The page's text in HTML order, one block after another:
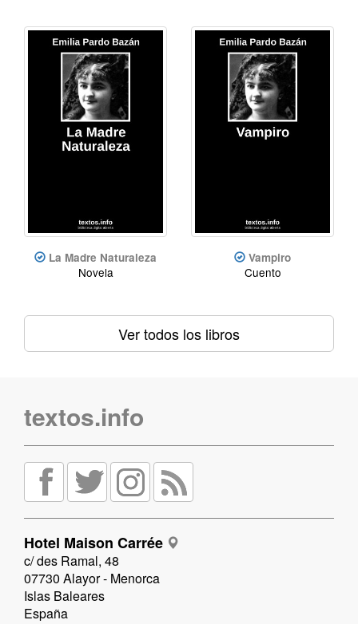
La Madre Naturaleza
Novela
Vampiro
Cuento
Ver todos los libros
textos.info
Hotel Maison Carrée
c/ des Ramal, 48
07730 Alayor - Menorca
Islas Baleares
España